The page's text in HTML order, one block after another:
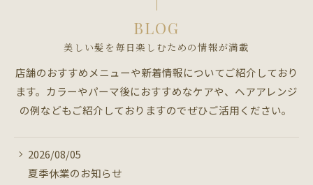
美しい髪を毎日楽しむための情報が満載
BLOG
店舗のおすすめメニューや新着情報についてご紹介しており
ます。カラーやパーマ後におすすめなケアや、ヘアアレンジ
の例などもご紹介しておりますのでぜひご活用ください。
2026/08/05
夏季休業のお知らせ